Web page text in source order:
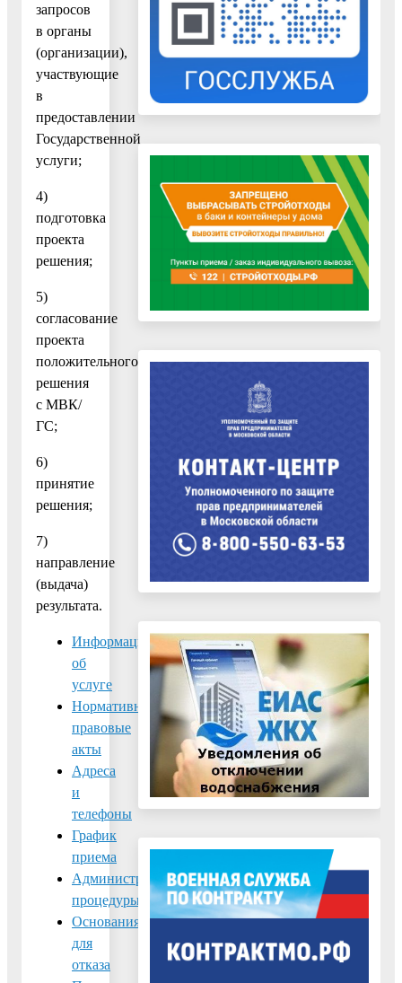
запросов
в органы
(организации),
участвующие
в
предоставлении
Государственной
услуги;
4)
подготовка
проекта
решения;
5)
согласование
проекта
положительного
решения
с МВК/
ГС;
6)
принятие
решения;
7)
направление
(выдача)
результата.
Информация
об
услуге
Нормативно-
правовые
акты
Адреса
и
телефоны
График
приема
Административные
процедуры
Основания
для
отказа